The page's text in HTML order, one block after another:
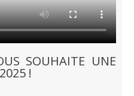
SOUHAITE UNE
!